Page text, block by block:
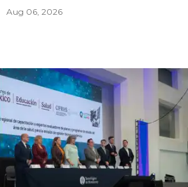
Aug 06, 2026